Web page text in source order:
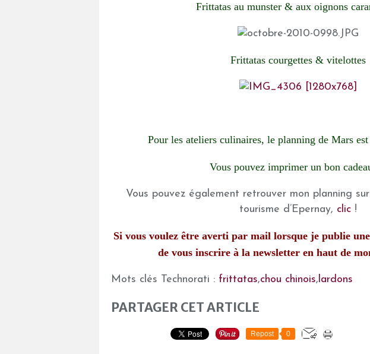
Frittatas au munster & aux oignons
Frittatas courgettes & vitelottes
Pour les ateliers culinaires, le planning de Mars
Vous pouvez imprimer un bon
Vous pouvez également retrouver mon planning
tourisme d’Epernay, clic !
Si vous voulez être averti par mail lorsque je publie
de vous inscrire à la newsletter en haut de
Mots clés Technorati : frittatas,chou chinois,lardons
PARTAGER CET ARTICLE
Repost 0